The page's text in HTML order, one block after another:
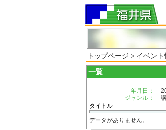
トップページ > イベン
一覧
年月日：
ジャンル：
タイトル
データがありません。